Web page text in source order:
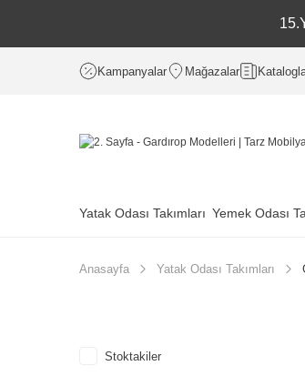
Kampanyalar Mağazalar
Yatak Odası Takımları Yemek Odası
Anasayfa Yatak Odası Takımları
Stoktakiler